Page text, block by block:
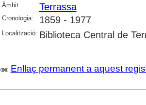
Àmbit: Terrassa
Cronologia: 1859 - 1977
Localització: Biblioteca Central de
Enllaç permanent a aquest